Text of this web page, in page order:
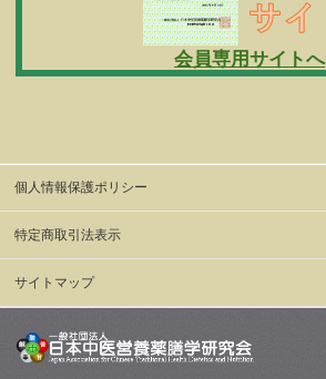
会員専用サイトへ
個人情報保護ポリシー
特定商取引法表示
サイトマップ